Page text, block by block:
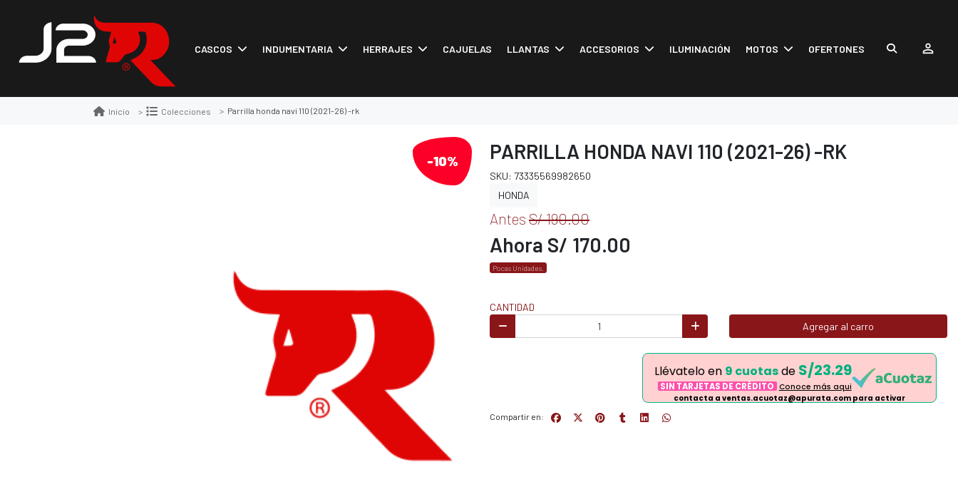
CASCOS INDUMENTARIA HERRAJES CAJUELAS LLANTAS ACCESORIOS ILUMINACIÓN MOTOS OFERTONES
Inicio Colecciones Parrilla honda navi 110 (2021-26) -rk
-10% PARRILLA HONDA NAVI 110 (2021-26) -RK
SKU: 73335569982650
HONDA
Antes S/ 190.00
Ahora S/ 170.00
Pocas Unidades.
CANTIDAD
Agregar al carro
Llévatelo en 9 cuotasde S/23.29
SIN TARJETAS DE CRÉDITO Conoce más aqui
contacta a ventas.acuotaz@apurata.com para activar
Compartir en: